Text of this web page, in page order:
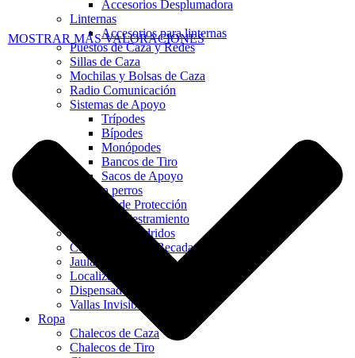
MOSTRAR MÁS VALORACIONES
Accesorios Desplumadora
Linternas
Accesorios para linternas
Puestos de Caza y Redes
Sillas de Caza
Mochilas y Bolsas de Caza
Radio Comunicación
Sistemas de Apoyo
Trípodes
Bípodes
Monópodes
Bancos de Tiro
Sacos de Apoyo
Artículos para perros
Chalecos de Protección
Collares Adiestramiento
Collares Antiladridos
Collares Para La Becada
Jaulas de Transporte
Localizadores GPS
Dispensador de Pelotas
Vallas Invisibles
Ropa
Chalecos de Caza
Chalecos de Tiro